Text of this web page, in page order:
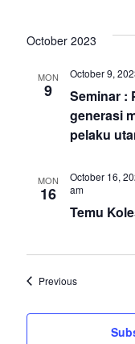
October 2023
MON
9
Seminar :
generasi
pelaku
October 9,
MON
16
Temu
October 16,
am
PreviousEvents